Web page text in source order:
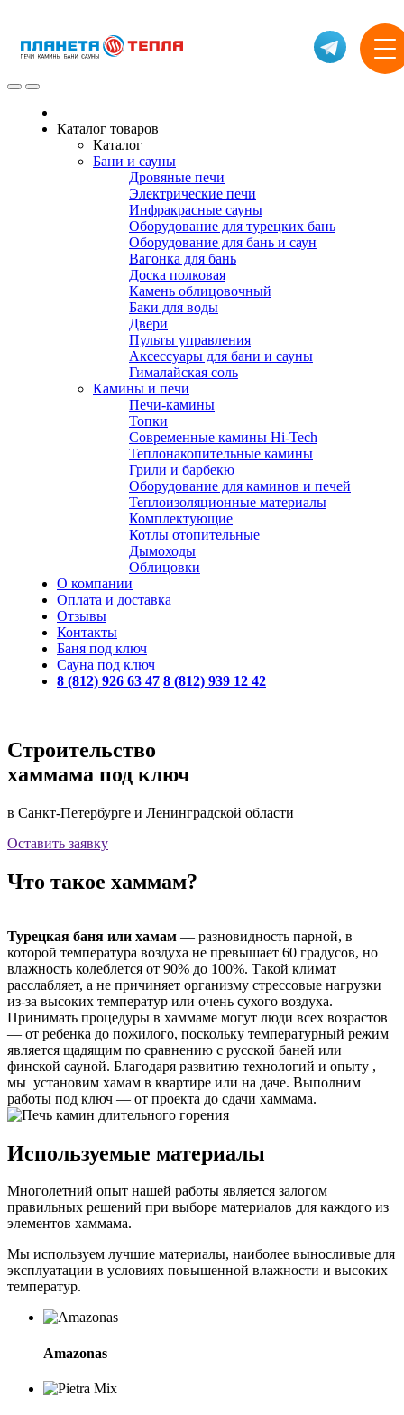
Каталог товаров
Каталог
Бани и сауны
Дровяные печи
Электрические печи
Инфракрасные сауны
Оборудование для турецких бань
Оборудование для бань и саун
Вагонка для бань
Доска полковая
Камень облицовочный
Баки для воды
Двери
Пульты управления
Аксессуары для бани и сауны
Гималайская соль
Камины и печи
Печи-камины
Топки
Современные камины Hi-Tech
Теплонакопительные камины
Грили и барбекю
Оборудование для каминов и печей
Теплоизоляционные материалы
Комплектующие
Котлы отопительные
Дымоходы
Облицовки
О компании
Оплата и доставка
Отзывы
Контакты
Баня под ключ
Сауна под ключ
8 (812) 926 63 47 8 (812) 939 12 42
Строительство
хаммама под ключ
в Санкт-Петербурге и Ленинградской области
Оставить заявку
Что такое хаммам?
Турецкая баня или хамам — разновидность парной, в
которой температура воздуха не превышает 60 градусов, но
влажность колеблется от 90% до 100%. Такой климат
расслабляет, а не причиняет организму стрессовые нагрузки
из-за высоких температур или очень сухого воздуха.
Принимать процедуры в хаммаме могут люди всех возрастов
— от ребенка до пожилого, поскольку температурный режим
является щадящим по сравнению с русской баней или
финской сауной. Благодаря развитию технологий и опыту ,
мы установим хамам в квартире или на даче. Выполним
работы под ключ — от проекта до сдачи хаммама.
Используемые материалы
Многолетний опыт нашей работы является залогом
правильных решений при выборе материалов для каждого из
элементов хаммама.
Мы используем лучшие материалы, наиболее выносливые для
эксплуатации в условиях повышенной влажности и высоких
температур.
Amazonas